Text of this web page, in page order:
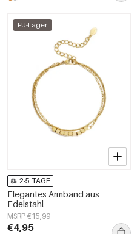
EU-Lager
2-5 TAGE
Elegantes Armband aus
Edelstahl
MSRP €15,99
€4,95